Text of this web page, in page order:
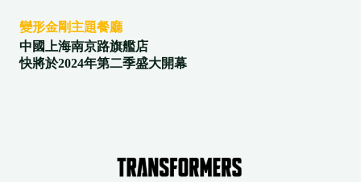
變形金剛主題餐廳
中國上海南京路旗艦店
快將於2024年第二季盛大開幕